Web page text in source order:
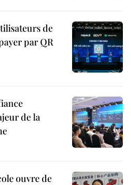
de
par QR
de la
ouvre de